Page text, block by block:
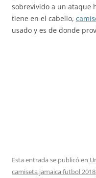
sobrevivido a un ataque
tiene en el cabello,
usado y es de donde
Esta entrada se publicó en
camiseta jamaica futbol 2018